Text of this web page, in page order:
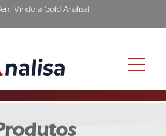
Vindo a Gold Analisa!